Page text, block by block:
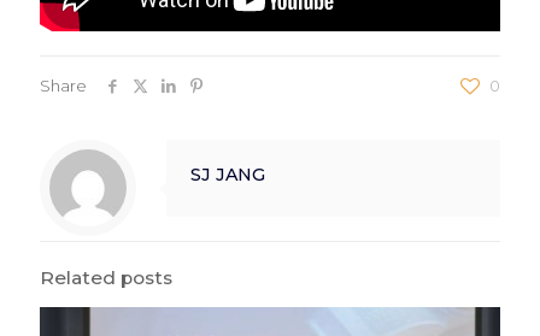
Share 0
SJ JANG
Related posts